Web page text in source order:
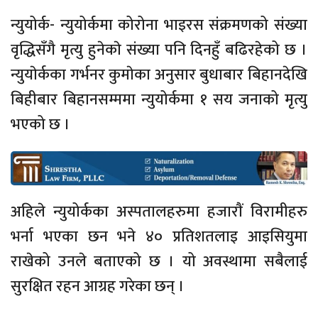
न्युयोर्क- न्युयोर्कमा कोरोना भाइरस संक्रमणको संख्या
वृद्धिसँगै मृत्यु हुनेकाे संख्या पनि दिनहुँ बढिरहेको छ ।
न्युयाेर्कका गर्भनर कुमाेका अनुसार बुधाबार बिहानदेखि
बिहीबार बिहानसम्ममा न्युयोर्कमा १ सय जनाको मृत्यु
भएको छ ।
अहिले न्युयोर्कका अस्पतालहरुमा हजाराैं विरामीहरु
भर्ना भएका छन भने ४० प्रतिशतलाइ आइसियुमा
राखेको उनले बताएको छ । यो अवस्थामा सबैलाई
सुरक्षित रहन आग्रह गरेका छन् ।